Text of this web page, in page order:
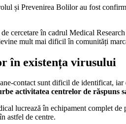
și Prevenirea Bolilor au fost
cercetare în cadrul Medical
mult mai dificil în comunități
în existența virusului
contact sunt dificil de identificat,
activitatea centrelor de răspuns
lucrează în echipament complet
astfel de centre.